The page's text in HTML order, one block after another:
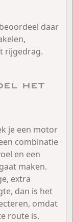
daar
rijgedrag.
het
je een motor
combinatie
en een
maken.
extra
dan is het
omdat
route is.